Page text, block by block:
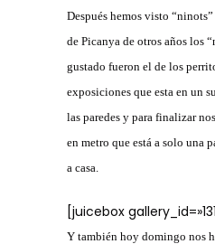
Después hemos visto
de Picanya de otros años los
gustado fueron el de los
exposiciones que esta en un
las paredes y para finalizar
en metro que está a solo una
a casa.
[juicebox
Y también hoy domingo nos